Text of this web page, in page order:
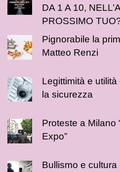
DA 1 A 10,
PROSSIMO
Pignorabile la
Matteo Renzi
Legittimità e
la sicurezza
Proteste a Milano
Expo”
Bullismo e